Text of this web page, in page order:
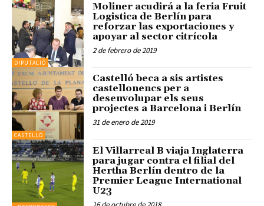
DIPUTACIÓ
Moliner acudirá a la feria Fruit
Logistica de Berlín para
reforzar las exportaciones y
apoyar al sector citrícola
2 de febrero de 2019
CASTELLÓ
Castelló beca a sis artistes
castellonencs per a
desenvolupar els seus
projectes a Barcelona i Berlín
31 de enero de 2019
El Villarreal B viaja Inglaterra
para jugar contra el filial del
Hertha Berlín dentro de la
Premier League International
U23